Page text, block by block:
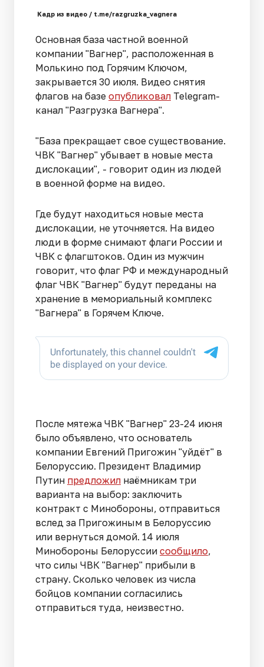
Кадр из видео / t.me/razgruzka_vagnera
Основная база частной военной
компании "Вагнер", расположенная в
Молькино под Горячим Ключом,
закрывается 30 июля. Видео снятия
флагов на базе опубликовал Telegram-
канал "Разгрузка Вагнера".
"База прекращает свое существование.
ЧВК "Вагнер" убывает в новые места
дислокации", - говорит один из людей
в военной форме на видео.
Где будут находиться новые места
дислокации, не уточняется. На видео
люди в форме снимают флаги России и
ЧВК с флагштоков. Один из мужчин
говорит, что флаг РФ и международный
флаг ЧВК "Вагнер" будут переданы на
хранение в мемориальный комплекс
"Вагнера" в Горячем Ключе.
После мятежа ЧВК "Вагнер" 23-24 июня
было объявлено, что основатель
компании Евгений Пригожин "уйдёт" в
Белоруссию. Президент Владимир
Путин предложил наёмникам три
варианта на выбор: заключить
контракт с Минобороны, отправиться
вслед за Пригожиным в Белоруссию
или вернуться домой. 14 июля
Минобороны Белоруссии сообщило,
что силы ЧВК "Вагнер" прибыли в
страну. Сколько человек из числа
бойцов компании согласились
отправиться туда, неизвестно.